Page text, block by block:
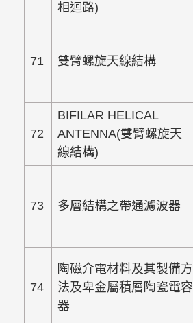
相迴路)
71 雙臂螺旋天線結構
72
BIFILAR HELICAL
ANTENNA(雙臂螺旋天
線結構)
73 多層結構之帶通濾波器
74
陶磁介電材料及其製備方
法及卑金屬積層陶瓷電容
器